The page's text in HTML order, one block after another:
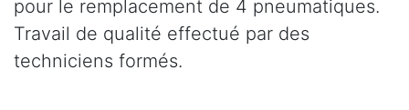
pour le remplacement de 4 pneumatiques.
Travail de qualité effectué par des
techniciens formés.